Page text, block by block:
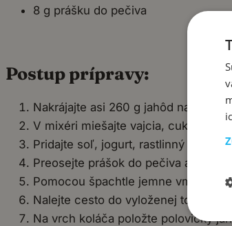
8 g prášku do pečiva
Postup prípravy:
Nakrájajte asi 260 g jahôd na
V mixéri miešajte vajcia, cukor a
Pridajte soľ, jogurt, rastlinný olej a
Preosejte prášok do pečiva a
Pomocou špachtle jemne vmiešajte
Nalejte cesto do vyloženej tortovej
Na vrch koláča položte polovičky